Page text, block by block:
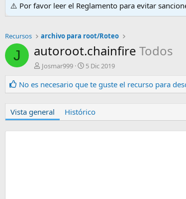
⚠️ Por favor leer el Reglamento para evitar
Recursos archivo para root/Roteo
J autoroot.chainfire Todos
A
t
o
Josmar999
F
c
h
d
e
5 Dic 2019
No es necesario que te guste el recurso para
Vista general Histórico